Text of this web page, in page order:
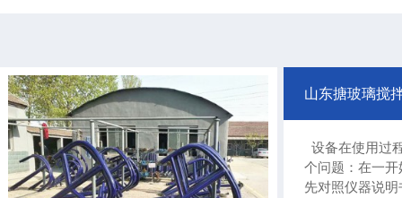
山东搪玻璃搅
设备在使用过
个问题：在一
先对照仪器说